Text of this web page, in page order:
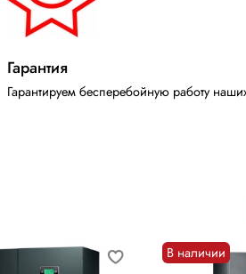
Гарантия
Гарантируем бесперебойную работу
В наличии